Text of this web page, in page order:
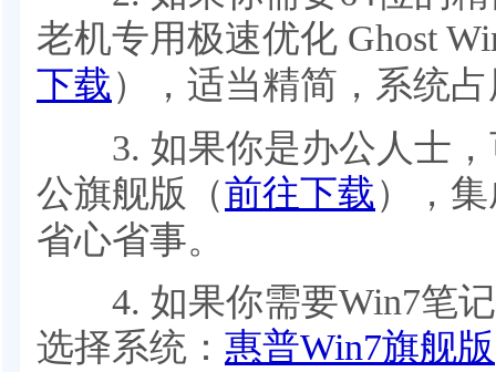
老机专用极速优化 Ghost
下载），适当精简，系统
3. 如果你是办公人士，
公旗舰版（前往下载），
省心省事。
4. 如果你需要Win7笔记
选择系统： 惠普Win7旗舰版